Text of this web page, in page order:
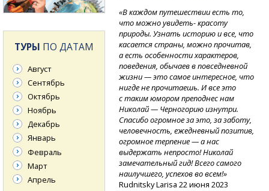
«В каждом путешествии есть то,
что можно увидеть- красоту
природы. Узнать историю и все, что
касается страны, можно прочитав,
а есть особенности характеров,
поведения, обычаев в повседневной
жизни — это самое интересное, что
нигде не прочитаешь. И все это
с таким юмором преподнес нам
Николай — Черногорию изнутри.
Спасибо огромное за это, за заботу,
человечность, ежедневный позитив,
огромное терпение — а нас
выдержать непросто! Николай
замечательный гид! Всего самого
наилучшего, успехов во всем!»
Rudnitsky Larisa 22 июня 2023
ТУРЫ ПО ДАТАМ
Август
Сентябрь
Октябрь
Ноябрь
Декабрь
Январь
Февраль
Март
Апрель